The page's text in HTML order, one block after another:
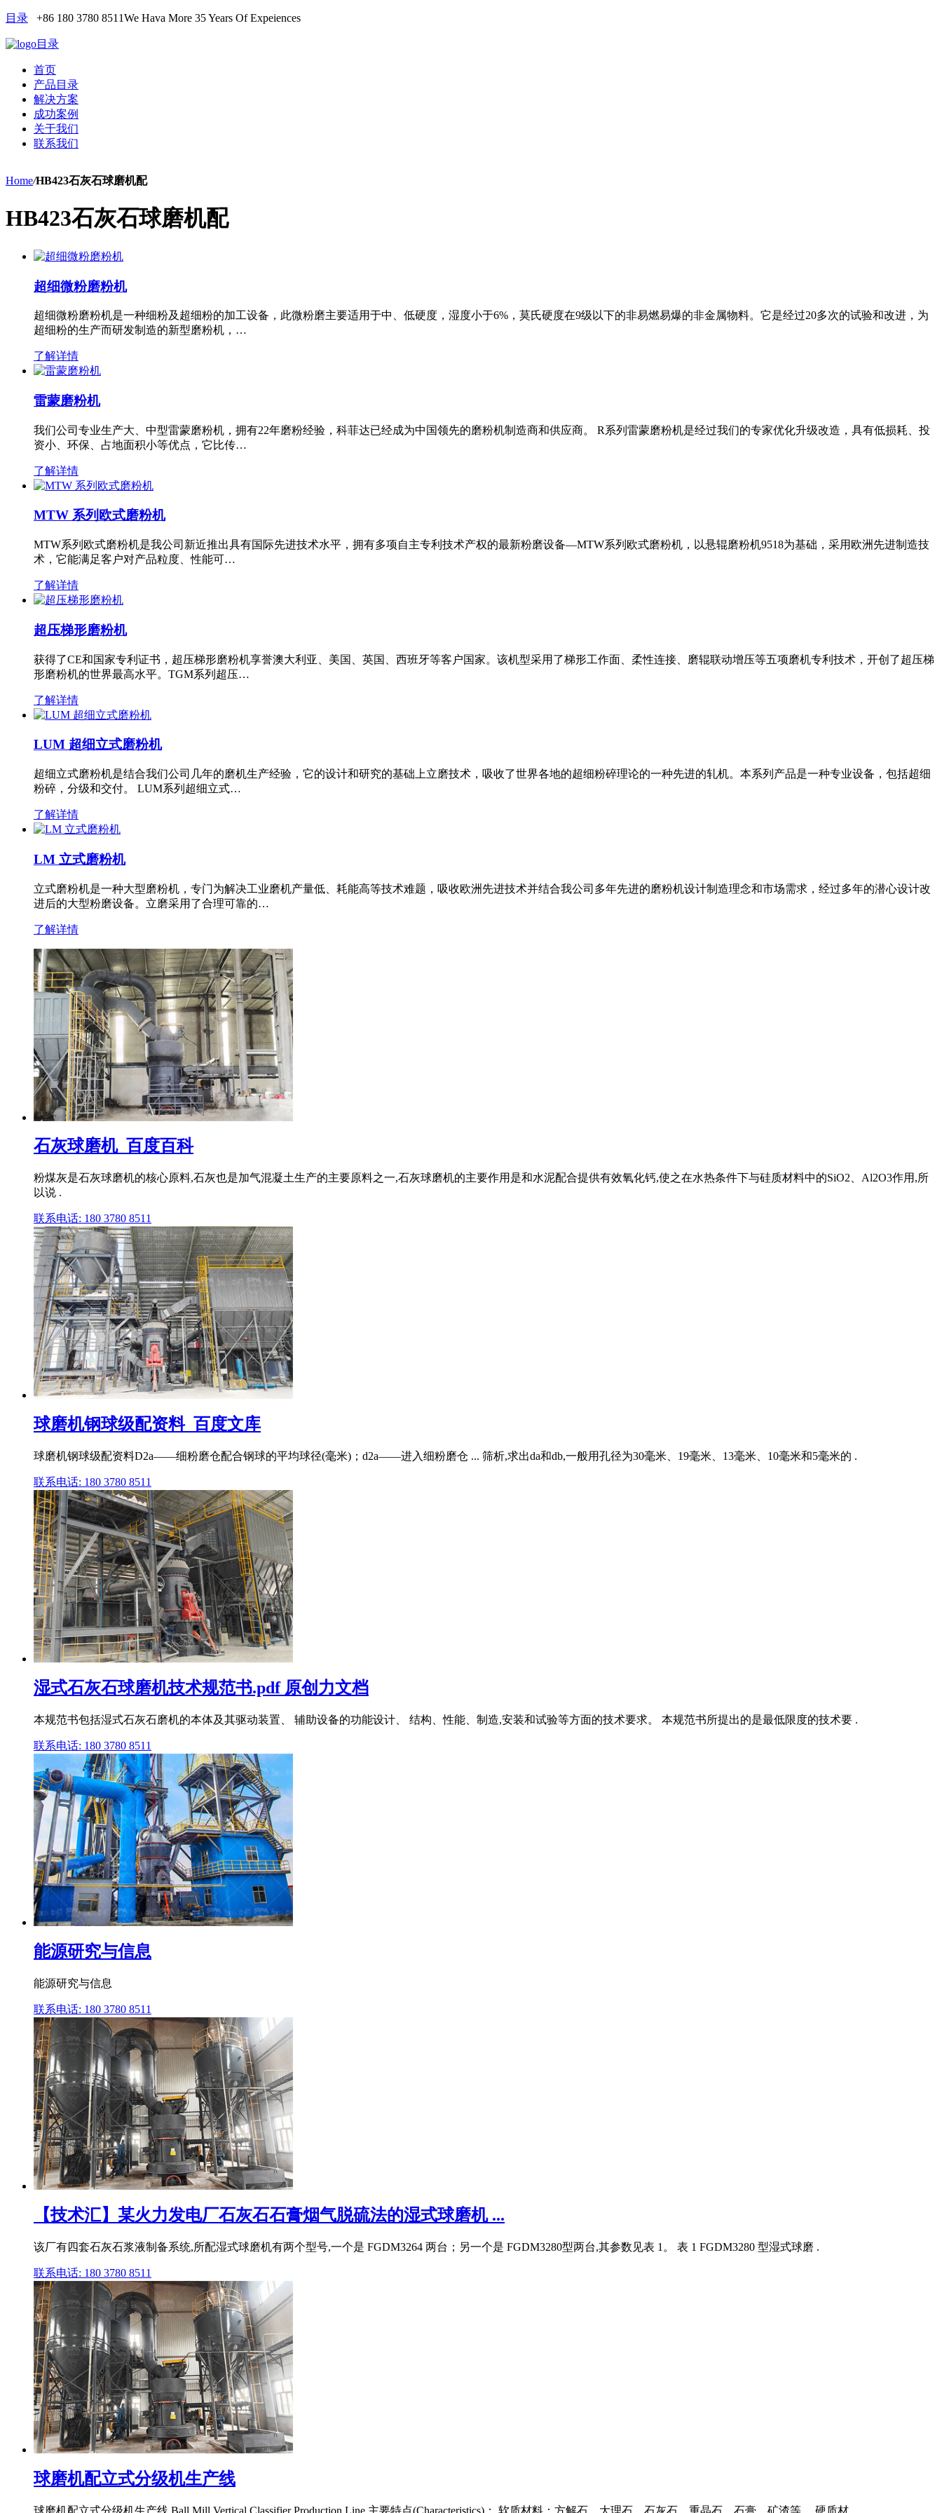
目录 +86 180 3780 8511We Hava More 35 Years Of Expeiences
目录
首页
产品目录
解决方案
成功案例
关于我们
联系我们
Home/HB423石灰石球磨机配
HB423石灰石球磨机配
超细微粉磨粉机
超细微粉磨粉机是一种细粉及超细粉的加工设备，此微粉磨主要适用于中、低硬度，湿度小于6%，莫氏硬度在9级以下的非易燃易爆的非金属物料。它是经过20多次的试验和改进，为
超细粉的生产而研发制造的新型磨粉机，…
了解详情
雷蒙磨粉机
我们公司专业生产大、中型雷蒙磨粉机，拥有22年磨粉经验，科菲达已经成为中国领先的磨粉机制造商和供应商。 R系列雷蒙磨粉机是经过我们的专家优化升级改造，具有低损耗、投
资小、环保、占地面积小等优点，它比传…
了解详情
MTW 系列欧式磨粉机
MTW系列欧式磨粉机是我公司新近推出具有国际先进技术水平，拥有多项自主专利技术产权的最新粉磨设备—MTW系列欧式磨粉机，以悬辊磨粉机9518为基础，采用欧洲先进制造技
术，它能满足客户对产品粒度、性能可…
了解详情
超压梯形磨粉机
获得了CE和国家专利证书，超压梯形磨粉机享誉澳大利亚、美国、英国、西班牙等客户国家。该机型采用了梯形工作面、柔性连接、磨辊联动增压等五项磨机专利技术，开创了超压梯
形磨粉机的世界最高水平。TGM系列超压…
了解详情
LUM 超细立式磨粉机
超细立式磨粉机是结合我们公司几年的磨机生产经验，它的设计和研究的基础上立磨技术，吸收了世界各地的超细粉碎理论的一种先进的轧机。本系列产品是一种专业设备，包括超细
粉碎，分级和交付。 LUM系列超细立式…
了解详情
LM 立式磨粉机
立式磨粉机是一种大型磨粉机，专门为解决工业磨机产量低、耗能高等技术难题，吸收欧洲先进技术并结合我公司多年先进的磨粉机设计制造理念和市场需求，经过多年的潜心设计改
进后的大型粉磨设备。立磨采用了合理可靠的…
了解详情
石灰球磨机_百度百科
粉煤灰是石灰球磨机的核心原料,石灰也是加气混凝土生产的主要原料之一,石灰球磨机的主要作用是和水泥配合提供有效氧化钙,使之在水热条件下与硅质材料中的SiO2、Al2O3作用,所
以说 .
联系电话: 180 3780 8511
球磨机钢球级配资料_百度文库
球磨机钢球级配资料D2a——细粉磨仓配合钢球的平均球径(毫米)；d2a——进入细粉磨仓 ... 筛析,求出da和db,一般用孔径为30毫米、19毫米、13毫米、10毫米和5毫米的 .
联系电话: 180 3780 8511
湿式石灰石球磨机技术规范书.pdf 原创力文档
本规范书包括湿式石灰石磨机的本体及其驱动装置、 辅助设备的功能设计、 结构、性能、制造,安装和试验等方面的技术要求。 本规范书所提出的是最低限度的技术要 .
联系电话: 180 3780 8511
能源研究与信息
能源研究与信息
联系电话: 180 3780 8511
【技术汇】某火力发电厂石灰石石膏烟气脱硫法的湿式球磨机 ...
该厂有四套石灰石浆液制备系统,所配湿式球磨机有两个型号,一个是 FGDM3264 两台；另一个是 FGDM3280型两台,其参数见表 1。 表 1 FGDM3280 型湿式球磨 .
联系电话: 180 3780 8511
球磨机配立式分级机生产线
球磨机配立式分级机生产线 Ball Mill Vertical Classifier Production Line 主要特点(Characteristics)： 软质材料：方解石、大理石、石灰石、重晶石、石膏、矿渣等。 硬质材 .